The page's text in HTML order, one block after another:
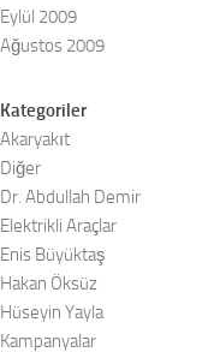
Eylül 2009
Ağustos 2009
Kategoriler
Akaryakıt
Diğer
Dr. Abdullah Demir
Elektrikli Araçlar
Enis Büyüktaş
Hakan Öksüz
Hüseyin Yayla
Kampanyalar